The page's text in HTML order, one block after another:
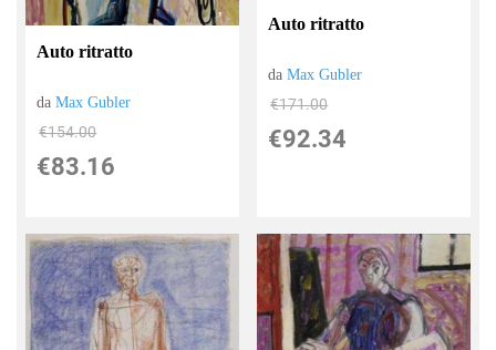
Auto ritratto
daMax Gubler
€154.00
€83.16
Auto ritratto
daMax Gubler
€171.00
€92.34